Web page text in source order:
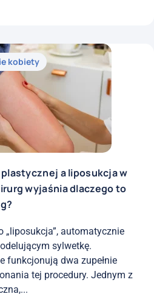
kobiety
a liposukcja w
wyjaśnia dlaczego to
„liposukcja”, automatycznie
sylwetkę.
funkcjonują dwa zupełnie
tej procedury. Jednym z